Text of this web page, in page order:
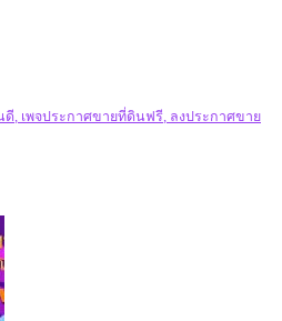
ดี, เพจประกาศขายที่ดินฟรี, ลงประกาศขาย